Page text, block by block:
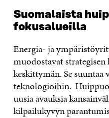
Suomalaista
fokusalueilla
Energia- ja
muodostavat
keskittymän. Se
teknologioihin.
uusia avauksia
kilpailukyvyn